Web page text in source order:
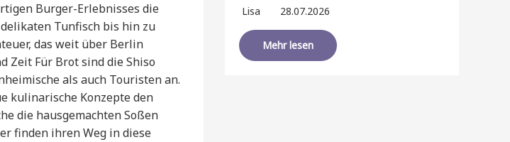
Burger-Erlebnisses die
Tunfisch bis hin zu
das weit über Berlin
Zeit Für Brot sind die Shiso
als auch Touristen an.
kulinarische Konzepte den
die hausgemachten Soßen
finden ihren Weg in diese
Lisa 28.07.2026
Mehr lesen